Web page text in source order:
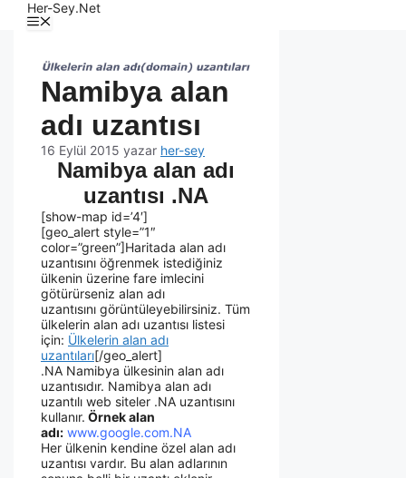
Her-Sey.Net
Namibya alan
adı uzantısı
16 Eylül 2015 yazar her-sey
Namibya alan adı
uzantısı .NA
[show-map id=’4′]
[geo_alert style=”1″
color=”green”]Haritada alan adı
uzantısını öğrenmek istediğiniz
ülkenin üzerine fare imlecini
götürürseniz alan adı
uzantısını görüntüleyebilirsiniz. Tüm
ülkelerin alan adı uzantısı listesi
için: Ülkelerin alan adı
uzantıları[/geo_alert]
.NA Namibya ülkesinin alan adı
uzantısıdır. Namibya alan adı
uzantılı web siteler .NA uzantısını
kullanır. Örnek alan
adı: www.google.com.NA
Her ülkenin kendine özel alan adı
uzantısı vardır. Bu alan adlarının